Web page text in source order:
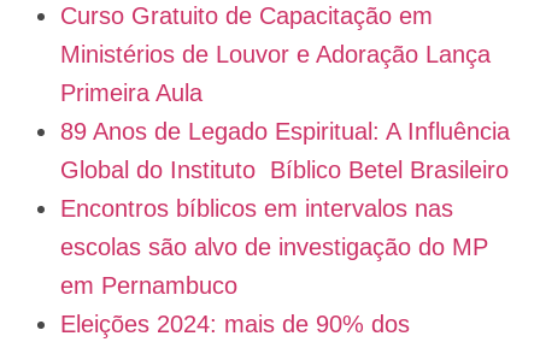
Curso Gratuito de Capacitação em
Ministérios de Louvor e Adoração Lança
Primeira Aula
89 Anos de Legado Espiritual: A Influência
Global do Instituto Bíblico Betel Brasileiro
Encontros bíblicos em intervalos nas
escolas são alvo de investigação do MP
em Pernambuco
Eleições 2024: mais de 90% dos